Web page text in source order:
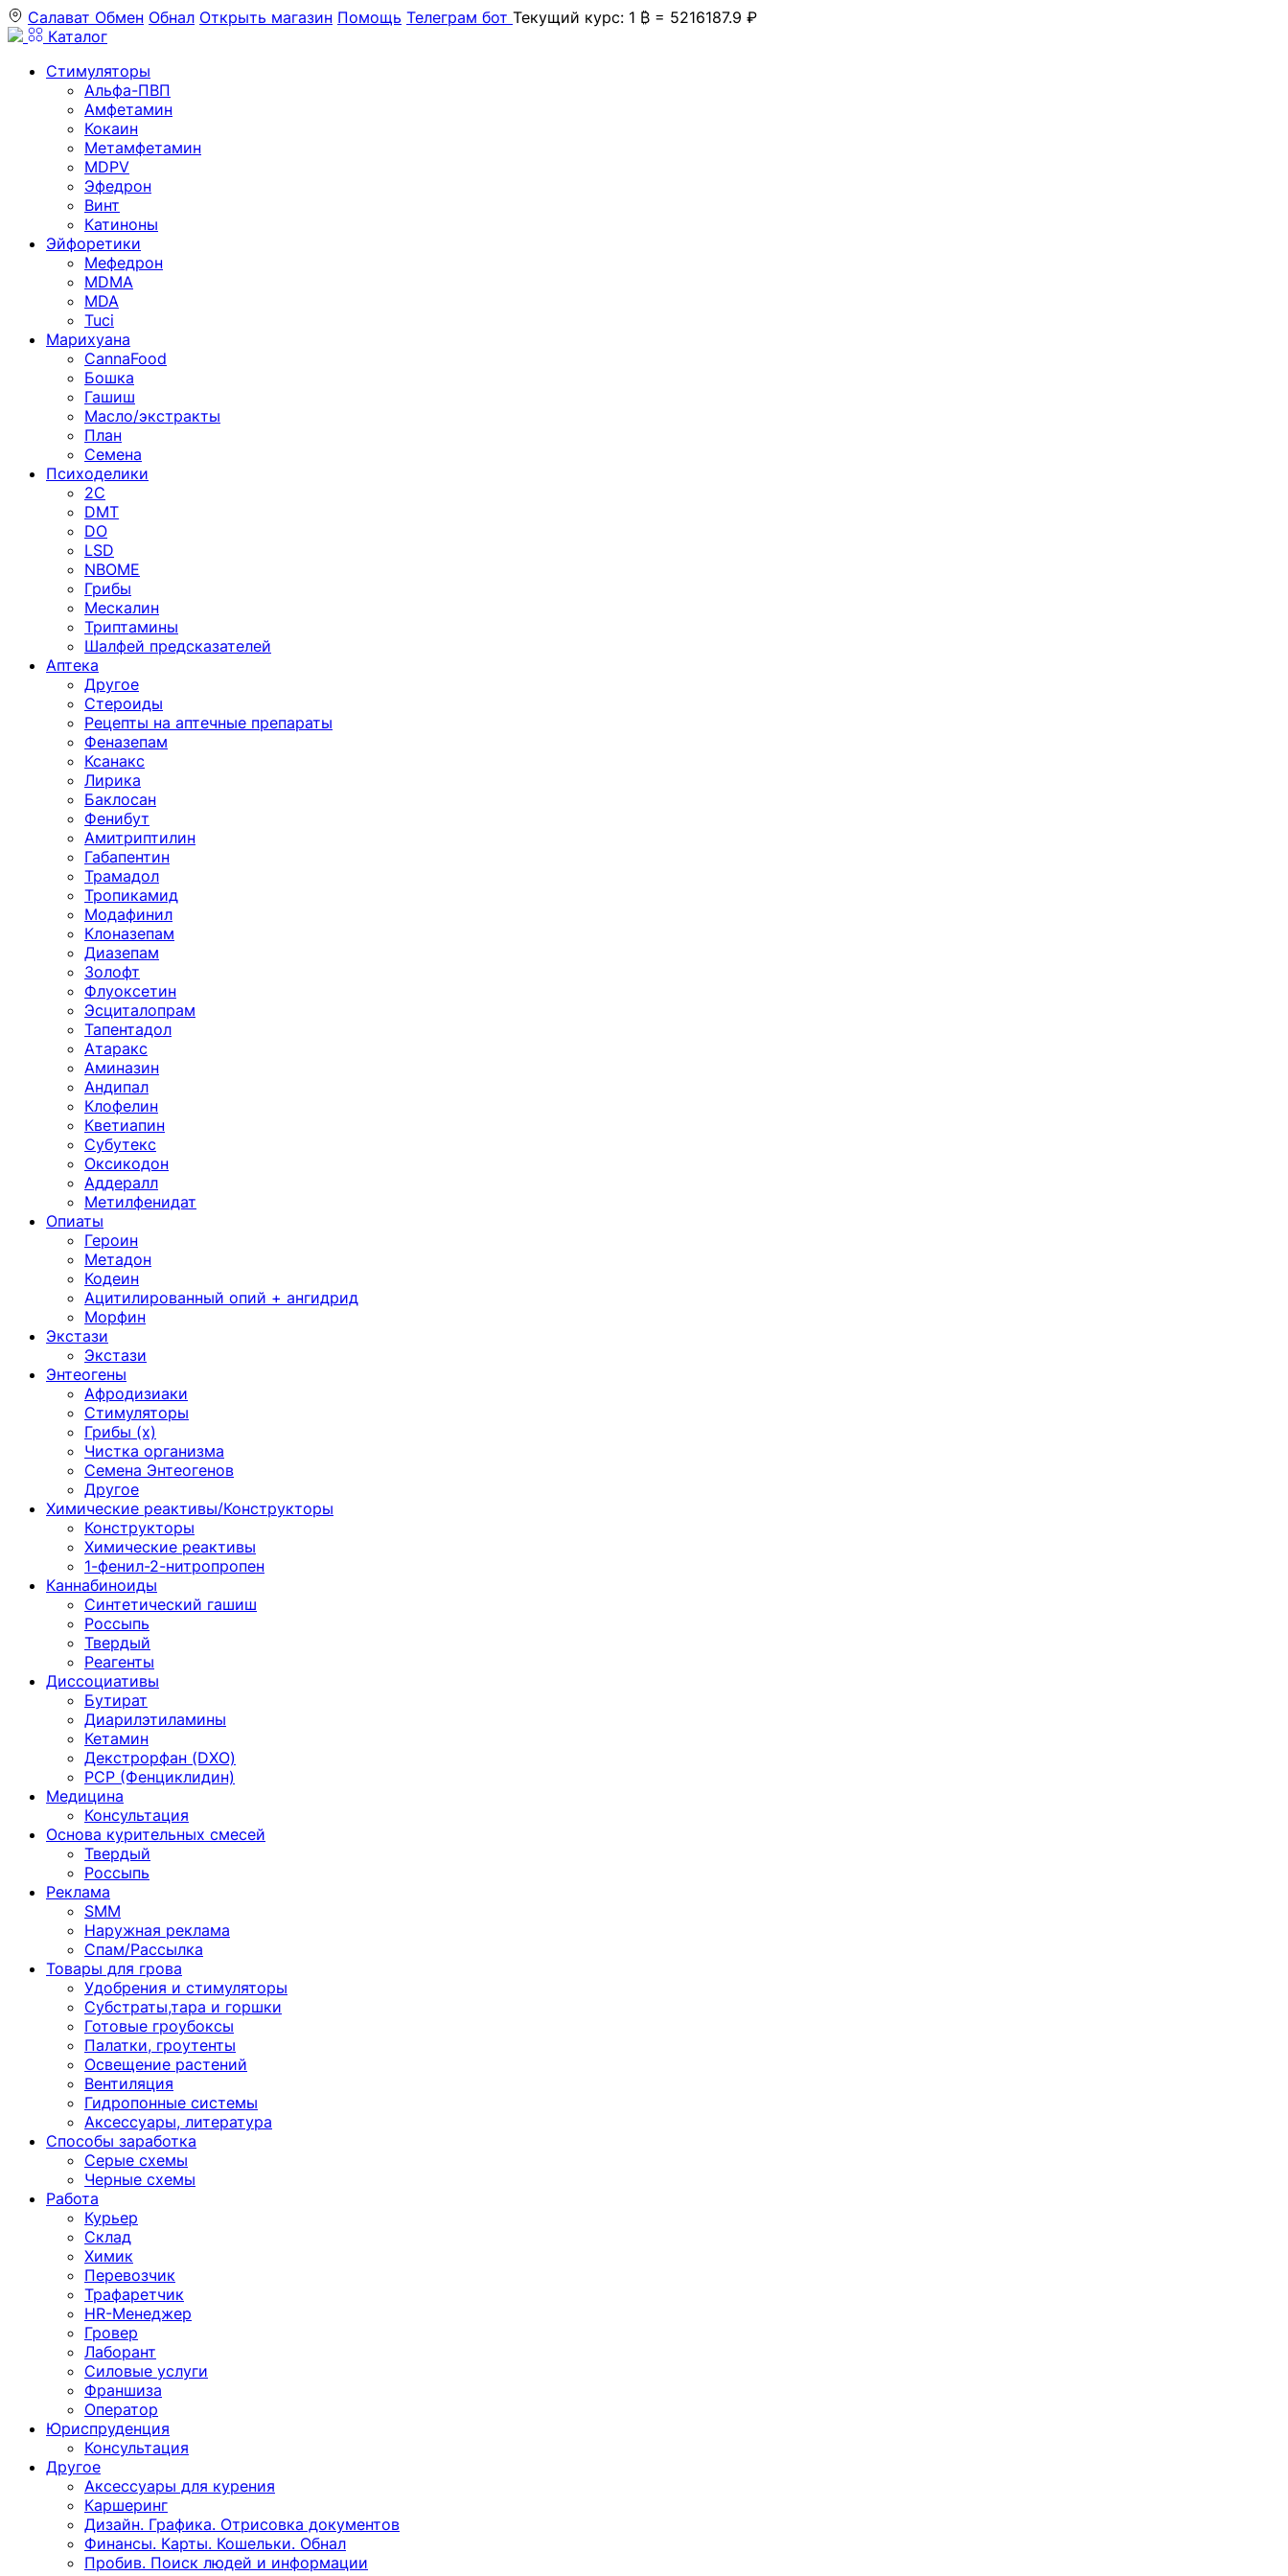
Салават Обмен Обнал Открыть магазин Помощь Телеграм бот Текущий курс: 1 ₿ = 5216187.9 ₽
Каталог
Стимуляторы
Альфа-ПВП
Амфетамин
Кокаин
Метамфетамин
MDPV
Эфедрон
Винт
Катиноны
Эйфоретики
Мефедрон
MDMA
MDA
Tuci
Марихуана
CannaFood
Бошка
Гашиш
Масло/экстракты
План
Семена
Психоделики
2C
DMT
DO
LSD
NBOME
Грибы
Мескалин
Триптамины
Шалфей предсказателей
Аптека
Другое
Стероиды
Рецепты на аптечные препараты
Феназепам
Ксанакс
Лирика
Баклосан
Фенибут
Амитриптилин
Габапентин
Трамадол
Тропикамид
Модафинил
Клоназепам
Диазепам
Золофт
Флуоксетин
Эсциталопрам
Тапентадол
Атаракс
Аминазин
Андипал
Клофелин
Кветиапин
Субутекс
Оксикодон
Аддералл
Метилфенидат
Опиаты
Героин
Метадон
Кодеин
Ацитилированный опий + ангидрид
Морфин
Экстази
Экстази
Энтеогены
Афродизиаки
Стимуляторы
Грибы (х)
Чистка организма
Семена Энтеогенов
Другое
Химические реактивы/Конструкторы
Конструкторы
Химические реактивы
1-фенил-2-нитропропен
Каннабиноиды
Синтетический гашиш
Россыпь
Твердый
Реагенты
Диссоциативы
Бутират
Диарилэтиламины
Кетамин
Декстрорфан (DXO)
PCP (Фенциклидин)
Медицина
Консультация
Основа курительных смесей
Твердый
Россыпь
Реклама
SMM
Наружная реклама
Спам/Рассылка
Товары для грова
Удобрения и стимуляторы
Субстраты,тара и горшки
Готовые гроубоксы
Палатки, гроутенты
Освещение растений
Вентиляция
Гидропонные системы
Аксессуары, литература
Способы заработка
Серые схемы
Черные схемы
Работа
Курьер
Склад
Химик
Перевозчик
Трафаретчик
HR-Менеджер
Гровер
Лаборант
Силовые услуги
Франшиза
Оператор
Юриспруденция
Консультация
Другoе
Аксессуары для курения
Каршеринг
Дизайн. Графика. Отрисовка документов
Финансы. Карты. Кошельки. Обнал
Пробив. Поиск людей и информации